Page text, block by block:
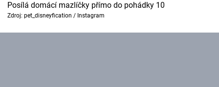
Posílá domácí mazlíčky přímo do pohádky 10
Zdroj: pet_disneyfication / Instagram